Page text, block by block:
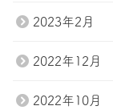
2023年2月
2022年12月
2022年10月